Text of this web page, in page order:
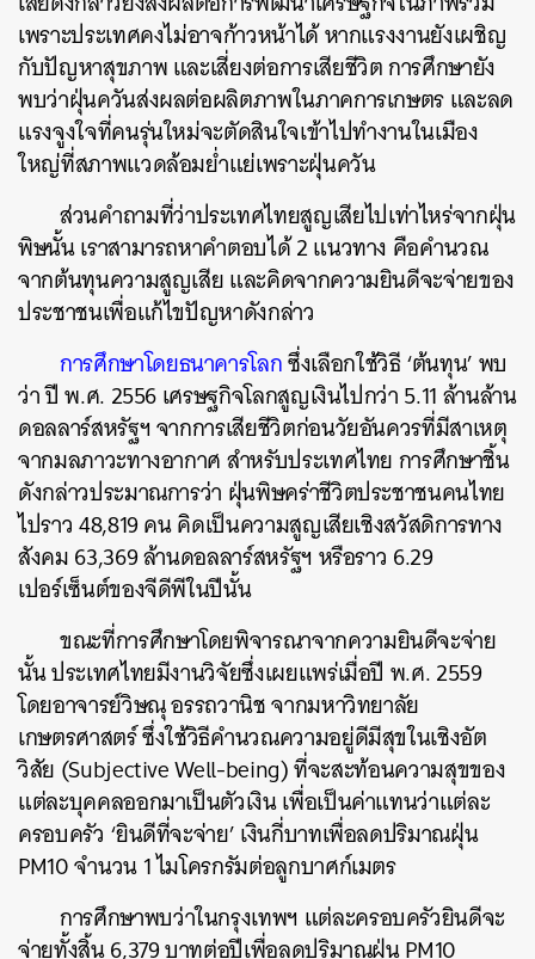
เพราะประเทศคงไม่อาจก้าวหน้าได้ หากแรงงานยังเผชิญ
กับปัญหาสุขภาพ และเสี่ยงต่อการเสียชีวิต การศึกษายัง
พบว่าฝุ่นควันส่งผลต่อผลิตภาพในภาคการเกษตร และลด
แรงจูงใจที่คนรุ่นใหม่จะตัดสินใจเข้าไปทำงานในเมือง
ใหญ่ที่สภาพแวดล้อมย่ำแย่เพราะฝุ่นควัน
ส่วนคำถามที่ว่าประเทศไทยสูญเสียไปเท่าไหร่จากฝุ่น
พิษนั้น เราสามารถหาคำตอบได้ 2 แนวทาง คือคำนวณ
จากต้นทุนความสูญเสีย และคิดจากความยินดีจะจ่ายของ
ประชาชนเพื่อแก้ไขปัญหาดังกล่าว
การศึกษาโดยธนาคารโลกซึ่งเลือกใช้วิธี ‘ต้นทุน’ พบ
ว่า ปี พ.ศ. 2556 เศรษฐกิจโลกสูญเงินไปกว่า 5.11 ล้านล้าน
ดอลลาร์สหรัฐฯ จากการเสียชีวิตก่อนวัยอันควรที่มีสาเหตุ
จากมลภาวะทางอากาศ สำหรับประเทศไทย การศึกษาชิ้น
ดังกล่าวประมาณการว่า ฝุ่นพิษคร่าชีวิตประชาชนคนไทย
ไปราว 48,819 คน คิดเป็นความสูญเสียเชิงสวัสดิการทาง
สังคม 63,369 ล้านดอลลาร์สหรัฐฯ หรือราว 6.29
เปอร์เซ็นต์ของจีดีพีในปีนั้น
ขณะที่การศึกษาโดยพิจารณาจากความยินดีจะจ่าย
นั้น ประเทศไทยมีงานวิจัยซึ่งเผยแพร่เมื่อปี พ.ศ. 2559
โดยอาจารย์วิษณุ อรรถวานิช จากมหาวิทยาลัย
เกษตรศาสตร์ ซึ่งใช้วิธีคำนวณความอยู่ดีมีสุขในเชิงอัต
วิสัย (Subjective Well-being) ที่จะสะท้อนความสุขของ
แต่ละบุคคลออกมาเป็นตัวเงิน เพื่อเป็นค่าแทนว่าแต่ละ
ครอบครัว ‘ยินดีที่จะจ่าย’ เงินกี่บาทเพื่อลดปริมาณฝุ่น
PM10 จำนวน 1 ไมโครกรัมต่อลูกบาศก์เมตร
การศึกษาพบว่าในกรุงเทพฯ แต่ละครอบครัวยินดีจะ
จ่ายทั้งสิ้น 6,379 บาทต่อปีเพื่อลดปริมาณฝุ่น PM10